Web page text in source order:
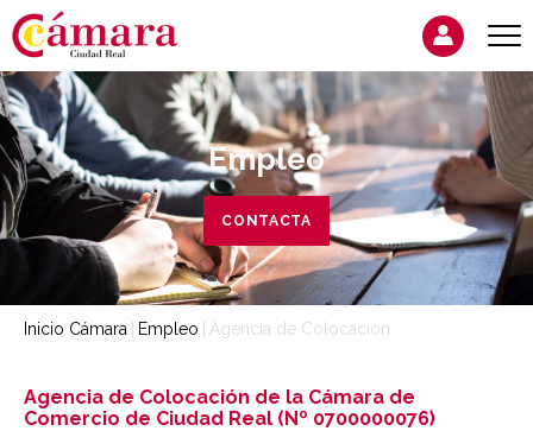
Empleo
CONTACTA
Inicio Cámara Empleo Agencia de Colocación
Agencia de Colocación de la Cámara de
Comercio de Ciudad Real (Nº 0700000076)